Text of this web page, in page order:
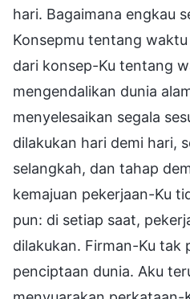
hari. Bagaimana engkau
Konsepmu tentang
dari konsep-Ku tentang
mengendalikan dunia
menyelesaikan segala
dilakukan hari demi hari,
selangkah, dan tahap
kemajuan pekerjaan-Ku
pun: di setiap saat,
dilakukan. Firman-Ku tak
penciptaan dunia. Aku